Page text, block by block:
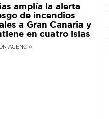
amplía la alerta
de incendios
a Gran Canaria y
en cuatro islas
AGENCIA